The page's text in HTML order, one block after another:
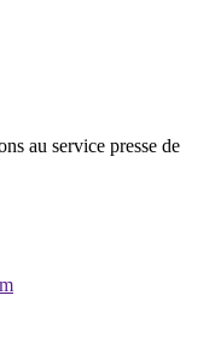
au service presse de